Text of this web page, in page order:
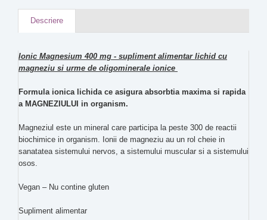
Descriere
Ionic Magnesium 400 mg - supliment alimentar lichid cu
magneziu si urme de oligominerale ionice
Formula ionica lichida ce asigura absorbtia maxima si rapida
a MAGNEZIULUI in organism.
Magneziul este un mineral care participa la peste 300 de reactii
biochimice in organism. Ionii de magneziu au un rol cheie in
sanatatea sistemului nervos, a sistemului muscular si a sistemului
osos.
Vegan – Nu contine gluten
Supliment alimentar